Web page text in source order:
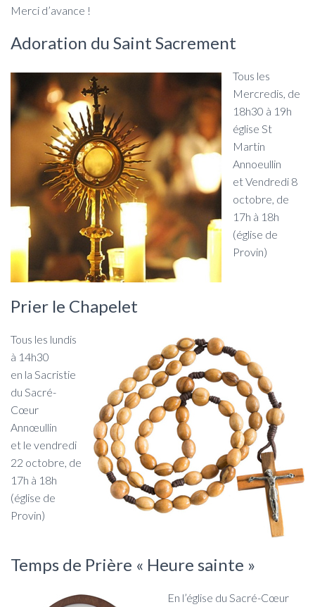
Merci d’avance !
Adoration du Saint Sacrement
Tous les
Mercredis, de
18h30 à 19h
église St
Martin
Annoeullin
et Vendredi 8
octobre, de
17h à 18h
(église de
Provin)
Prier le Chapelet
Tous les lundis
à 14h30
en la Sacristie
du Sacré-
Cœur
Annœullin
et le vendredi
22 octobre, de
17h à 18h
(église de
Provin)
Temps de Prière « Heure sainte »
En l’église du Sacré-Cœur